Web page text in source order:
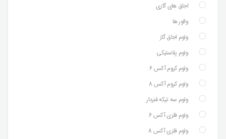
اجاق های گازی
والور ها
ولوم اجاق گاز
ولوم پلاستیکی
ولوم کروم آکس 6
ولوم کروم آکس 8
ولوم سه تیکه فنردار
ولوم فلزی آکس 6
ولوم فلزی آکس 8